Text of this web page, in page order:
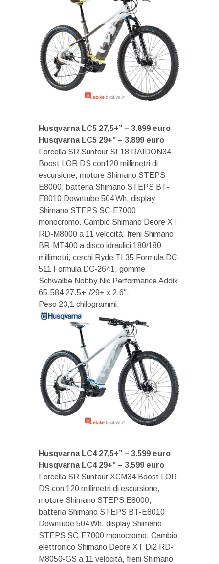
Husqvarna LC5 27,5+” – 3.899 euro
Husqvarna LC5 29+” – 3.899 euro
Forcella SR Suntour SF18 RAIDON34-
Boost LOR DS con120 millimetri di
escursione, motore Shimano STEPS
E8000, batteria Shimano STEPS BT-
E8010 Downtube 504 Wh, display
Shimano STEPS SC-E7000
monocromo. Cambio Shimano Deore XT
RD-M8000 a 11 velocità, freni Shimano
BR-MT400 a disco idraulici 180/180
millimetri, cerchi Ryde TL35 Formula DC-
511 Formula DC-2641, gomme
Schwalbe Nobby Nic Performance Addix
65-584 27.5+”/29+ x 2.6″.
Peso 23,1 chilogrammi.
Husqvarna LC4 27,5+” – 3.599 euro
Husqvarna LC4 29+” – 3.599 euro
Forcella SR Suntour XCM34 Boost LOR
DS con 120 millimetri di escursione,
motore Shimano STEPS E8000,
batteria Shimano STEPS BT-E8010
Downtube 504 Wh, display Shimano
STEPS SC-E7000 monocromo. Cambio
elettronico Shimano Deore XT Di2 RD-
M8050-GS a 11 velocità, freni Shimano